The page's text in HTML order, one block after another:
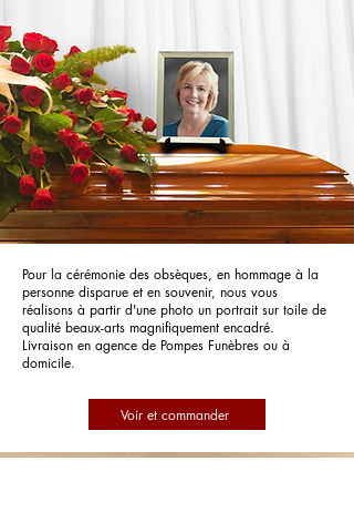
Pour la cérémonie des obsèques, en hommage à la
personne disparue et en souvenir, nous vous
réalisons à partir d'une photo un portrait sur toile de
qualité beaux-arts magnifiquement encadré.
Livraison en agence de Pompes Funèbres ou à
domicile.
Voir et commander